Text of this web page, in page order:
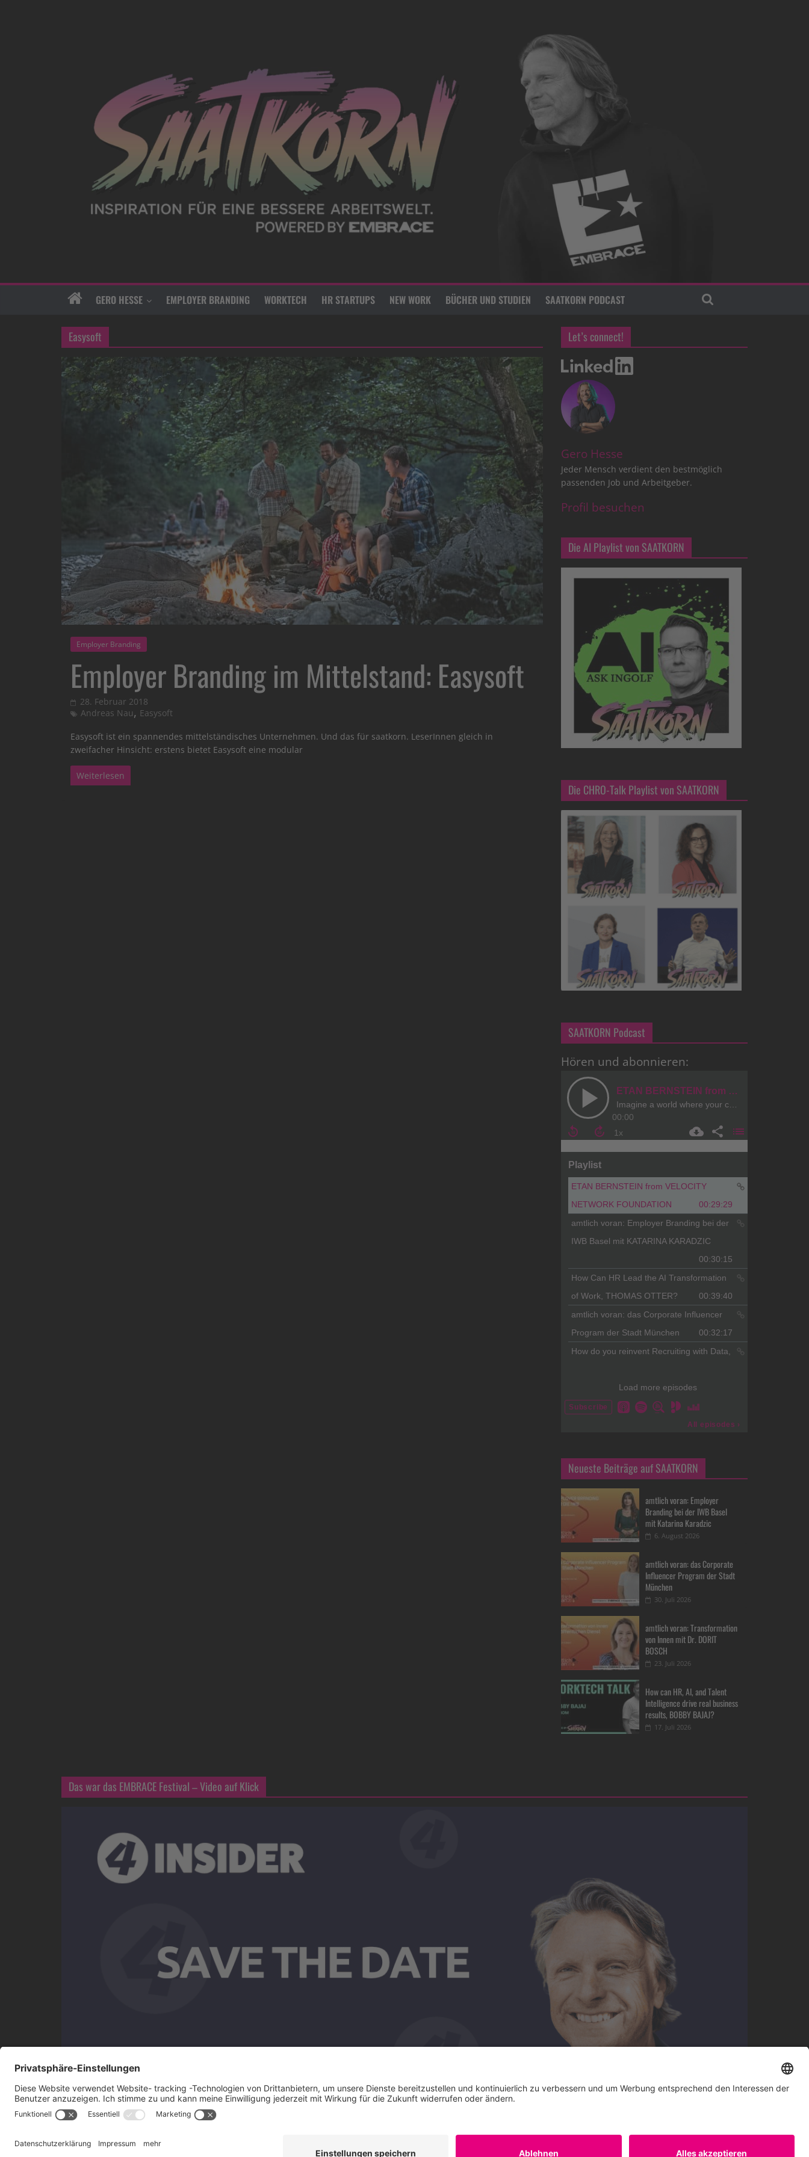
GERO HESSE EMPLOYER BRANDING WORKTECH HR STARTUPS NEW WORK BÜCHER UND STUDIEN SAATKORN PODCAST
Easysoft
Employer Branding
Employer Branding im Mittelstand: Easysoft
28. Februar 2018
Andreas Nau, Easysoft
Easysoft ist ein spannendes mittelständisches Unternehmen. Und das für saatkorn. LeserInnen gleich in
zweifacher Hinsicht: erstens bietet Easysoft eine modular
Weiterlesen
Let’s connect!
Gero Hesse
Jeder Mensch verdient den bestmöglich
passenden Job und Arbeitgeber.
Profil besuchen
Die AI Playlist von SAATKORN
Die CHRO-Talk Playlist von SAATKORN
SAATKORN Podcast
Hören und abonnieren:
Neueste Beiträge auf SAATKORN
amtlich voran: Employer
Branding bei der IWB Basel
mit Katarina Karadzic
6. August 2026
amtlich voran: das Corporate
Influencer Program der Stadt
München
30. Juli 2026
amtlich voran: Transformation
von Innen mit Dr. DORIT
BOSCH
23. Juli 2026
How can HR, AI, and Talent
Intelligence drive real business
results, BOBBY BAJAJ?
17. Juli 2026
Das war das EMBRACE Festival – Video auf Klick